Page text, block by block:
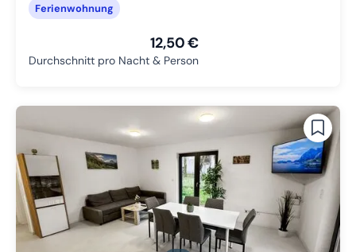
Ferienwohnung
12,50 €
Durchschnitt pro Nacht & Person